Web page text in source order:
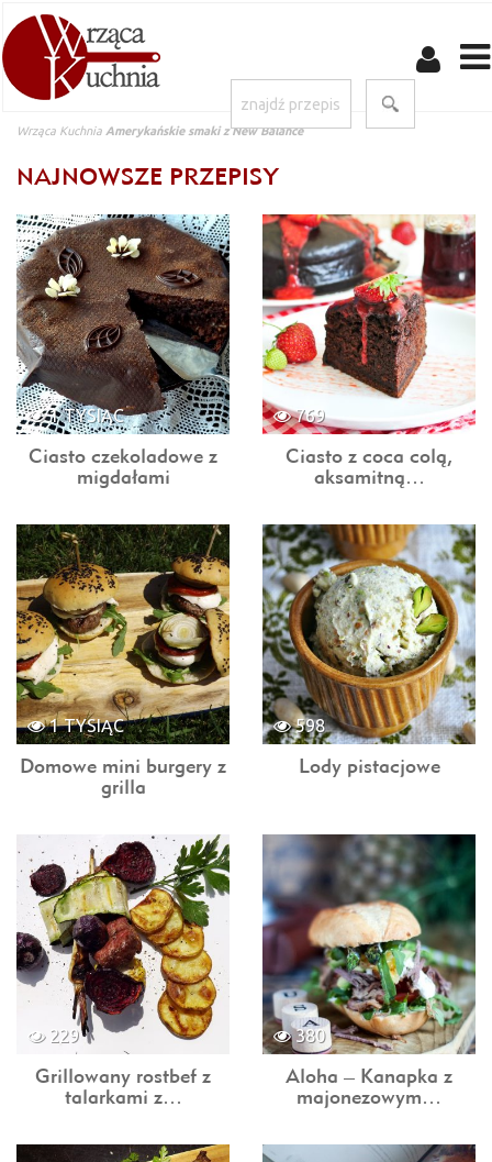
Wrząca Kuchnia Amerykańskie smaki z New Balance
NAJNOWSZE PRZEPISY
1 TYSIĄC
Ciasto czekoladowe z
migdałami
769
Ciasto z coca colą,
aksamitną…
1 TYSIĄC
Domowe mini burgery z
grilla
598
Lody pistacjowe
229
Grillowany rostbef z
talarkami z…
380
Aloha – Kanapka z
majonezowym…